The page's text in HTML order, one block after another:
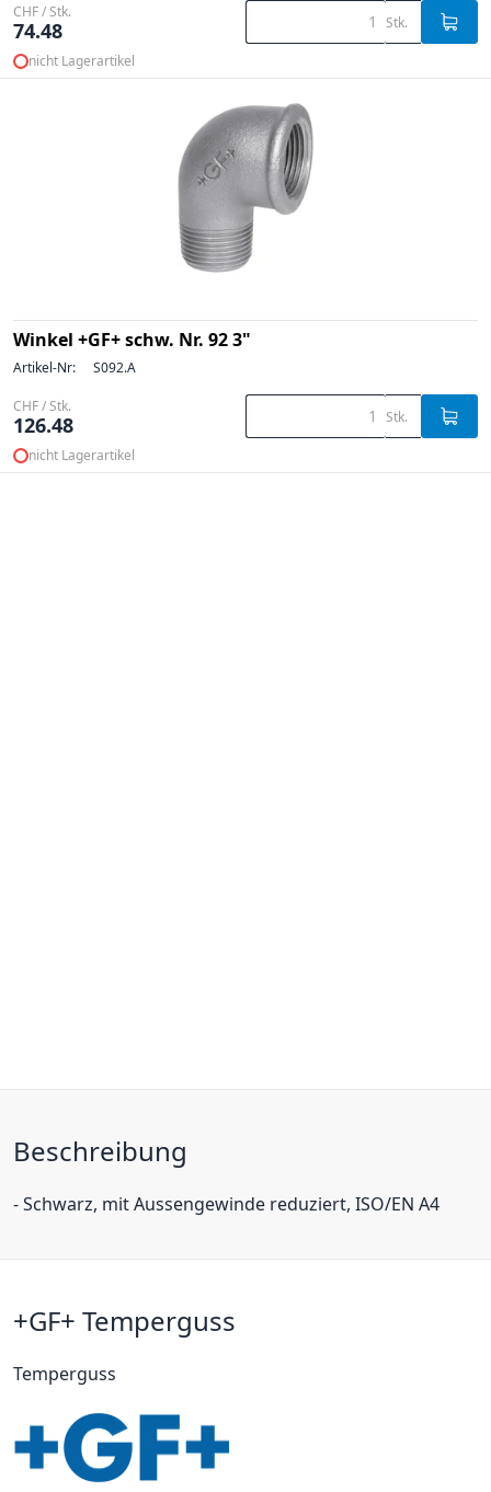
CHF / Stk.
74.48 Stk.
nicht Lagerartikel
Winkel +GF+ schw. Nr. 92 3"
Artikel-Nr: S092.A
CHF / Stk.
126.48 Stk.
nicht Lagerartikel
Beschreibung
- Schwarz, mit Aussengewinde reduziert, ISO/EN A4
+GF+ Temperguss
Temperguss